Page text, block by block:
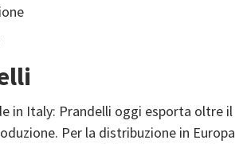
in Italy: Prandelli oggi esporta oltre il
Per la distribuzione in Europa